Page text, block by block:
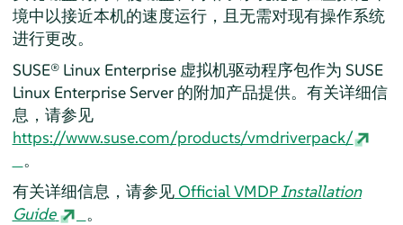
境中以接近本机的速度运行，且无需对现有操作系统
进行更改。
SUSE® Linux Enterprise 虚拟机驱动程序包作为 SUSE
Linux Enterprise Server的附加产品提供。有关详细信
息，请参见
https://www.suse.com/products/vmdriverpack/
。
有关详细信息，请参见Official VMDPInstallation
Guide
。